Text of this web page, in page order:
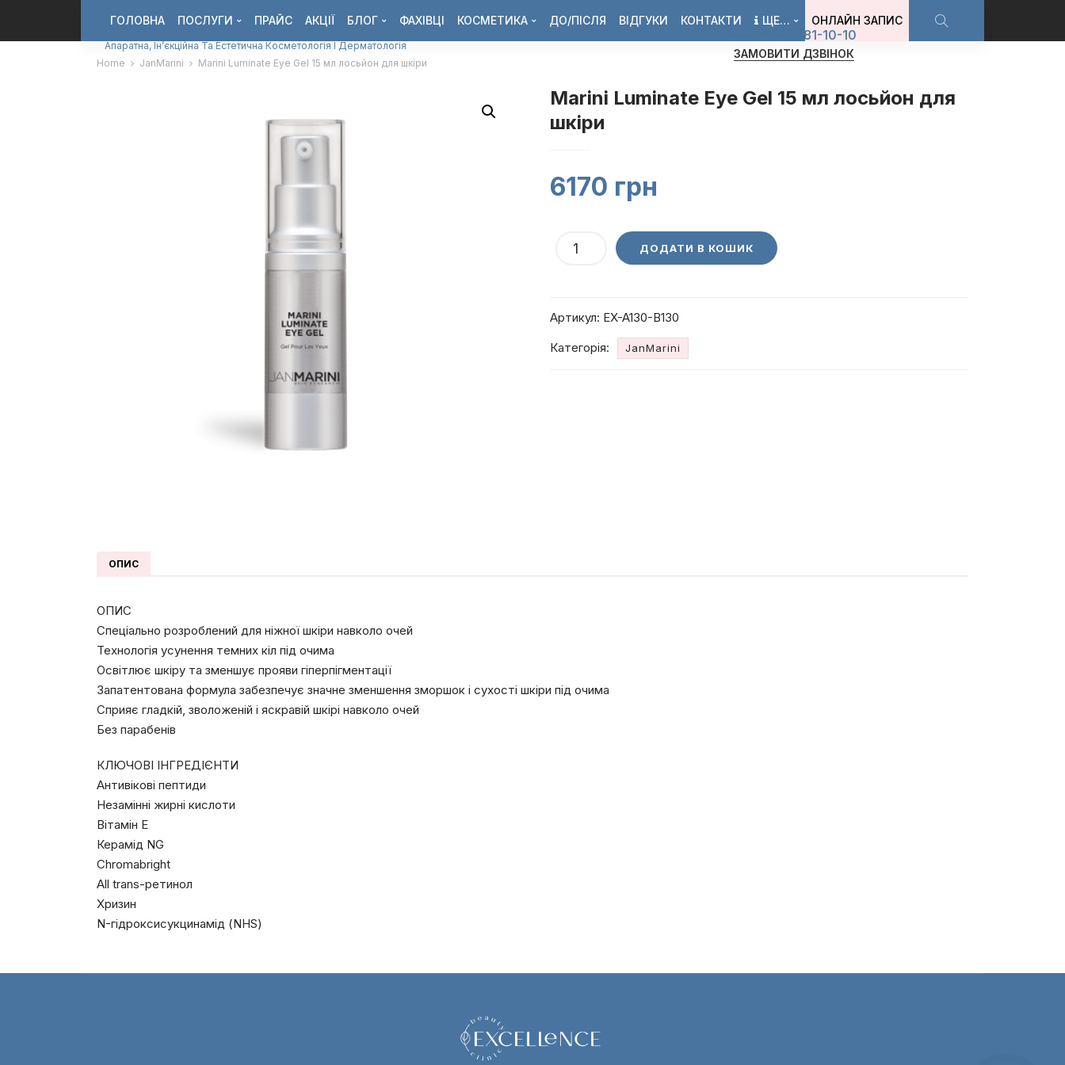
Апаратна, Ін’єкційна Та Естетична Косметологія І Дерматологія
+38 (068) 581-10-10
ЗАМОВИТИ ДЗВІНОК
ГОЛОВНА ПОСЛУГИ ПРАЙС АКЦІЇ БЛОГ ФАХІВЦІ КОСМЕТИКА ДО/ПІСЛЯ ВІДГУКИ КОНТАКТИ ЩЕ… ОНЛАЙН ЗАПИС
Home JanMarini Marini Luminate Eye Gel 15 мл лосьйон для шкіри
Marini Luminate Eye Gel 15 мл лосьйон для
шкіри
6170 грн
Marini
15
мл
лосьйон
ДОДАТИ В КОШИК
Артикул: EX-A130-B130
Категорія:
JanMarini
ОПИС
ОПИС
Спеціально розроблений для ніжної шкіри навколо очей
Технологія усунення темних кіл під очима
Освітлює шкіру та зменшує прояви гіперпігментації
Запатентована формула забезпечує значне зменшення зморшок і сухості шкіри під очима
Сприяє гладкій, зволоженій і яскравій шкірі навколо очей
Без парабенів
КЛЮЧОВІ ІНГРЕДІЄНТИ
Антивікові пептиди
Незамінні жирні кислоти
Вітамін Е
Керамід NG
Chromabright
All trans-ретинол
Хризин
N-гідроксисукцинамід (NHS)